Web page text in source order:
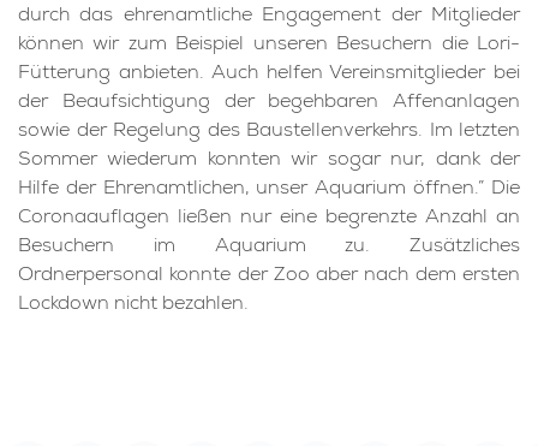
durch das ehrenamtliche Engagement der Mitglieder
können wir zum Beispiel unseren Besuchern die Lori-
Fütterung anbieten. Auch helfen Vereinsmitglieder bei
der Beaufsichtigung der begehbaren Affenanlagen
sowie der Regelung des Baustellenverkehrs. Im letzten
Sommer wiederum konnten wir sogar nur, dank der
Hilfe der Ehrenamtlichen, unser Aquarium öffnen.” Die
Coronaauflagen ließen nur eine begrenzte Anzahl an
Besuchern im Aquarium zu. Zusätzliches
Ordnerpersonal konnte der Zoo aber nach dem ersten
Lockdown nicht bezahlen.